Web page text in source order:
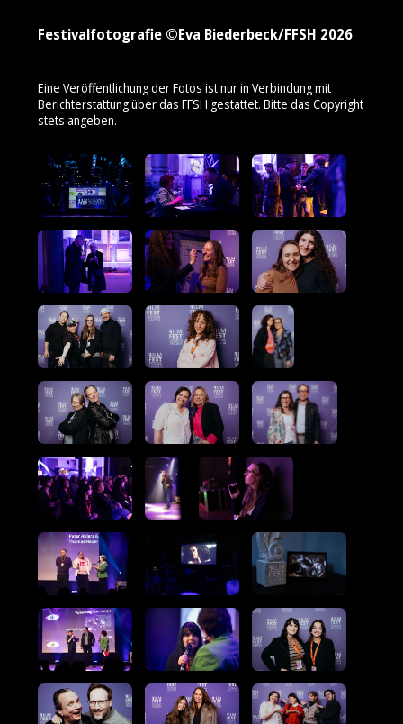
Festivalfotografie ©Eva Biederbeck/FFSH 2026
Eine Veröffentlichung der Fotos ist nur in Verbindung mit
Berichterstattung über das FFSH gestattet. Bitte das Copyright
stets angeben.